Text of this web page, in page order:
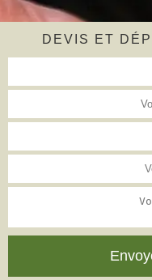
DEVIS ET